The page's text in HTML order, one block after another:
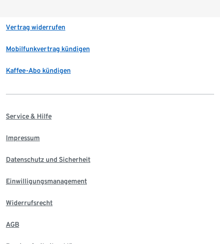
Vertrag widerrufen
Mobilfunkvertrag kündigen
Kaffee-Abo kündigen
Service & Hilfe
Impressum
Datenschutz und Sicherheit
Einwilligungsmanagement
Widerrufsrecht
AGB